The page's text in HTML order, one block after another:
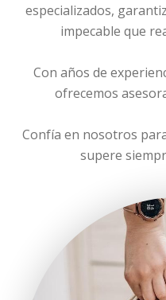
especializados,
impecable que
Con años de
ofrecemos
Confía en nosotros
supere